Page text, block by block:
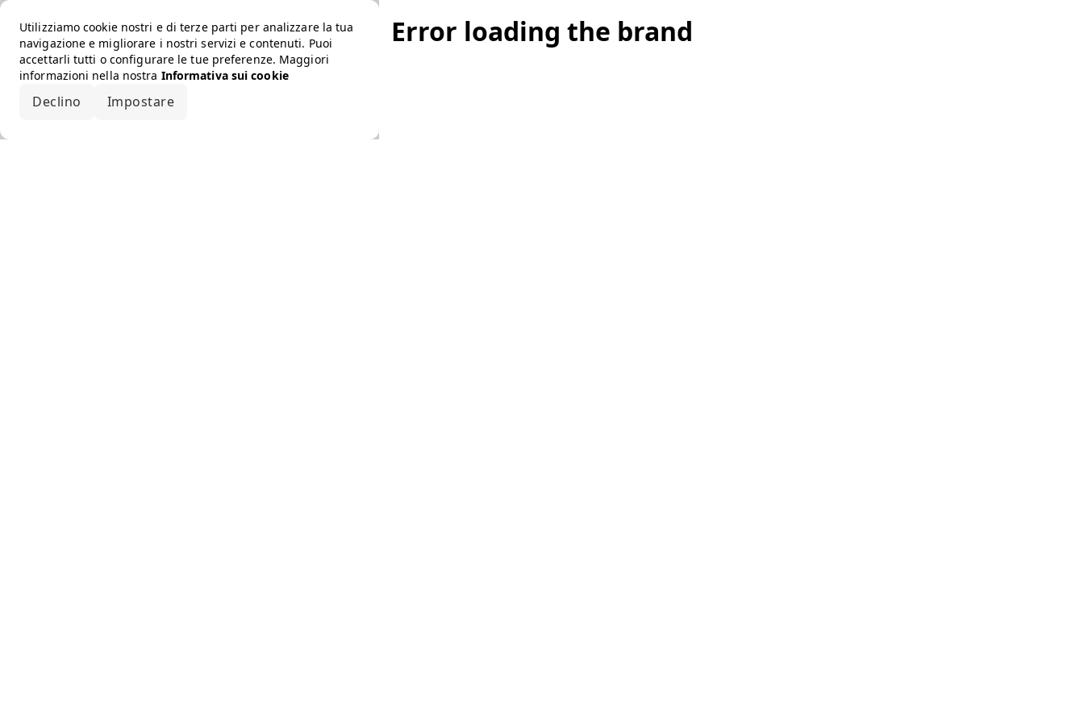
Utilizziamo cookie nostri e di terze parti per analizzare la tua
navigazione e migliorare i nostri servizi e contenuti. Puoi
accettarli tutti o configurare le tue preferenze. Maggiori
informazioni nella nostra Informativa sui cookie
Declino Impostare
Error loading the brand